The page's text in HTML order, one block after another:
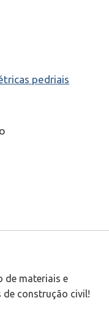
pedriais
de materiais e
construção civil!